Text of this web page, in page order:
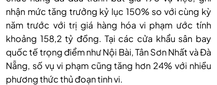
nhận mức tăng trưởng kỷ lục 150% so với cùng kỳ
năm trước với trị giá hàng hóa vi phạm ước tính
khoảng 158,2 tỷ đồng. Tại các cửa khẩu sân bay
quốc tế trọng điểm như Nội Bài, Tân Sơn Nhất và Đà
Nẵng, số vụ vi phạm cũng tăng hơn 24% với nhiều
phương thức thủ đoạn tinh vi.